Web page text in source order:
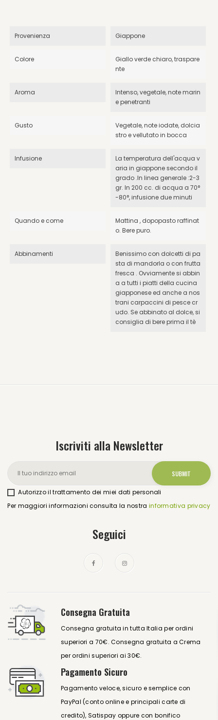
Provenienza Giappone
Colore
Giallo verde chiaro, traspare
nte
Aroma
Intenso, vegetale, note marin
e penetranti
Gusto
Vegetale, note iodate, dolcia
stro e vellutato in bocca
Infusione
La temperatura dell'acqua v
aria in giappone secondo il
grado .In linea generale :2-3
gr. In 200 cc. di acqua a 70°
-80°, infusione due minuti
Quando e come
Mattina , dopopasto raffinat
o. Bere puro.
Abbinamenti
Benissimo con dolcetti di pa
sta di mandorla o con frutta
fresca . Ovviamente si abbin
a a tutti i piatti della cucina
giapponese ed anche a nos
trani carpaccini di pesce cr
udo. Se abbinato al dolce, si
consiglia di bere prima il tè
Iscriviti alla Newsletter
Autorizzo il trattamento dei miei dati personali
Per maggiori informazioni consulta la nostra informativa privacy
Seguici
Consegna Gratuita
Consegna gratuita in tutta Italia per ordini
superiori a 70€. Consegna gratuita a Crema
per ordini superiori ai 30€.
Pagamento Sicuro
Pagamento veloce, sicuro e semplice con
PayPal (conto online e principali carte di
credito), Satispay oppure con bonifico